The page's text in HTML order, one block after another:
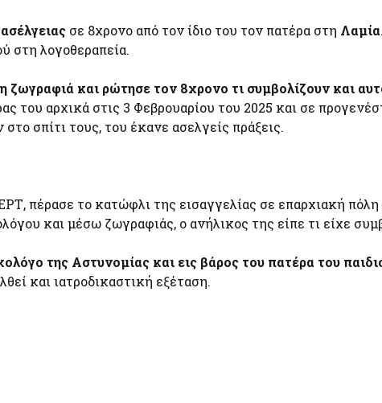
ασέλγειας σε 8χρονο από τον ίδιο του τον πατέρα στη Λαμία
στη λογοθεραπεία.
ζωγραφιά και ρώτησε τον 8χρονο τι συμβολίζουν και
του αρχικά στις 3 Φεβρουαρίου του 2025 και σε
σπίτι τους, του έκανε ασελγείς πράξεις.
πέρασε το κατώφλι της εισαγγελίας σε επαρχιακή πόλη
και μέσω ζωγραφιάς, ο ανήλικος της είπε τι είχε
της Αστυνομίας και εις βάρος του πατέρα του
και ιατροδικαστική εξέταση.